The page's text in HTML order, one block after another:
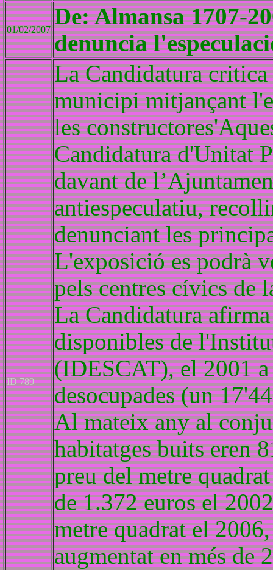
01/02/2007
De: Almansa 1707-
denuncia
ID 789
La Candidatura
municipi mitjançant
les
Candidatura d'Unitat
davant de
antiespeculatiu,
denunciant les
L'exposició es podrà
pels centres cívics de
La Candidatura afirma
disponibles de
(IDESCAT), el 2001 a
desocupades (un
Al mateix any al
habitatges buits eren
preu del metre
de 1.372 euros el
metre quadrat el
augmentat en més de